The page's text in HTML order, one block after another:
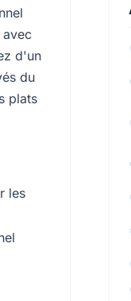
avec
d'un
du
plats
les